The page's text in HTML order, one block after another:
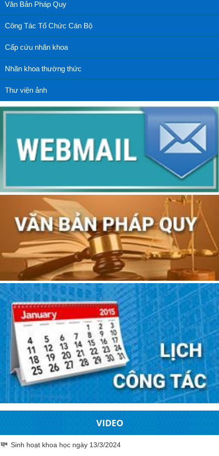
Văn Bản Pháp Quy
Công Tác Tổ Chức Cán Bộ
Cấp cứu nhãn khoa
Nhãn khoa thường thức
Thư viện ảnh
VIDEO
Sinh hoạt khoa học ngày 13/3/2024